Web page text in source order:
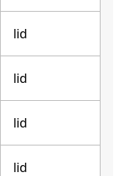
lid
lid
lid
lid